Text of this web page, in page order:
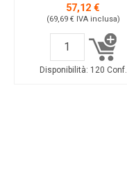
57,12 €
(69,69 € IVA inclusa)
Disponibilità: 120 Conf.